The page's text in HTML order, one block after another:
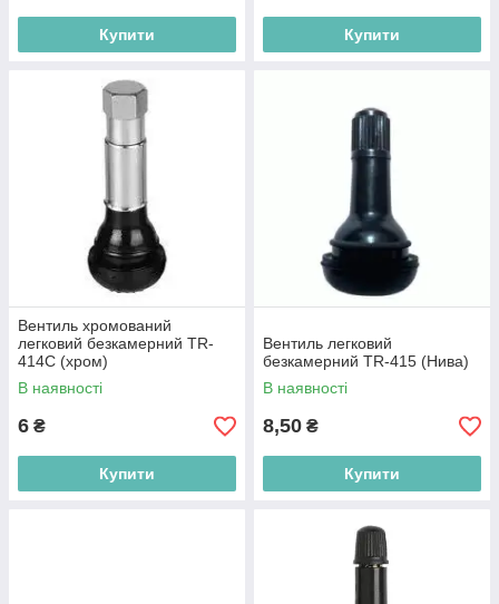
Купити Купити
Вентиль хромований
легковий безкамерний TR-
414C (хром)
В наявності
6 ₴
Купити
Вентиль легковий
безкамерний TR-415 (Нива)
В наявності
8,50 ₴
Купити